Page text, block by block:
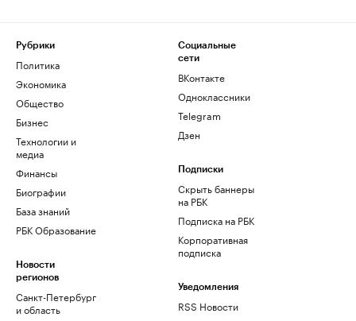
Рубрики
Политика
Экономика
Общество
Бизнес
Технологии и
медиа
Финансы
Биографии
База знаний
РБК Образование
Новости
регионов
Санкт-Петербург
и область
Социальные
сети
ВКонтакте
Одноклассники
Telegram
Дзен
Подписки
Скрыть баннеры
на РБК
Подписка на РБК
Корпоративная
подписка
Уведомления
RSS Новости